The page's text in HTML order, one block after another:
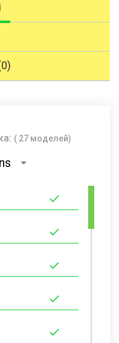
( 27 моделей)